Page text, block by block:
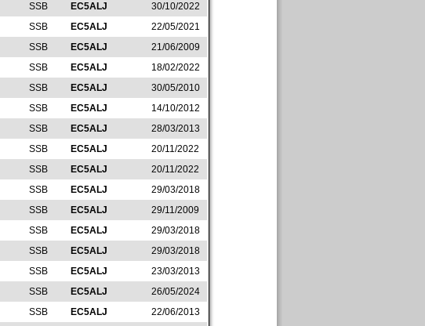
SSB EC5ALJ
30/10/2022
SSB EC5ALJ
22/05/2021
SSB EC5ALJ
21/06/2009
SSB EC5ALJ
18/02/2022
SSB EC5ALJ
30/05/2010
SSB EC5ALJ
14/10/2012
SSB EC5ALJ
28/03/2013
SSB EC5ALJ
20/11/2022
SSB EC5ALJ
20/11/2022
SSB EC5ALJ
29/03/2018
SSB EC5ALJ
29/11/2009
SSB EC5ALJ
29/03/2018
SSB EC5ALJ
29/03/2018
SSB EC5ALJ
23/03/2013
SSB EC5ALJ
26/05/2024
SSB EC5ALJ
22/06/2013